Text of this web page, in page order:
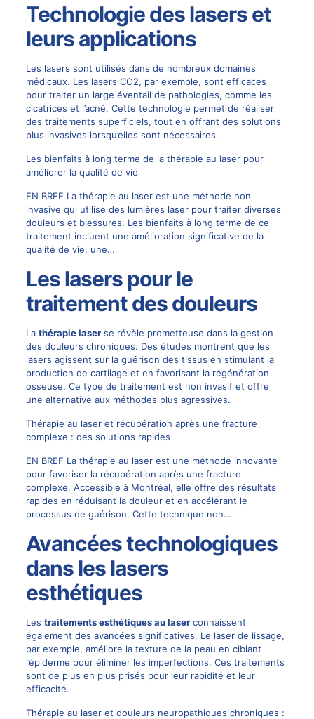
Technologie des lasers et
leurs applications
Les lasers sont utilisés dans de nombreux domaines
médicaux. Les lasers CO2, par exemple, sont efficaces
pour traiter un large éventail de pathologies, comme les
cicatrices et l’acné. Cette technologie permet de réaliser
des traitements superficiels, tout en offrant des solutions
plus invasives lorsqu’elles sont nécessaires.
Les bienfaits à long terme de la thérapie au laser pour
améliorer la qualité de vie
EN BREF La thérapie au laser est une méthode non
invasive qui utilise des lumières laser pour traiter diverses
douleurs et blessures. Les bienfaits à long terme de ce
traitement incluent une amélioration significative de la
qualité de vie, une…
Les lasers pour le
traitement des douleurs
La thérapie laserse révèle prometteuse dans la gestion
des douleurs chroniques. Des études montrent que les
lasers agissent sur la guérison des tissus en stimulant la
production de cartilage et en favorisant la régénération
osseuse. Ce type de traitement est non invasif et offre
une alternative aux méthodes plus agressives.
Thérapie au laser et récupération après une fracture
complexe : des solutions rapides
EN BREF La thérapie au laser est une méthode innovante
pour favoriser la récupération après une fracture
complexe. Accessible à Montréal, elle offre des résultats
rapides en réduisant la douleur et en accélérant le
processus de guérison. Cette technique non…
Avancées technologiques
dans les lasers
esthétiques
Les traitements esthétiques au laserconnaissent
également des avancées significatives. Le laser de lissage,
par exemple, améliore la texture de la peau en ciblant
l’épiderme pour éliminer les imperfections. Ces traitements
sont de plus en plus prisés pour leur rapidité et leur
efficacité.
Thérapie au laser et douleurs neuropathiques chroniques :